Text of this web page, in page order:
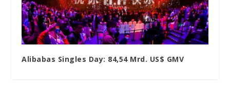
Alibabas Singles Day: 84,54 Mrd. US$ GMV